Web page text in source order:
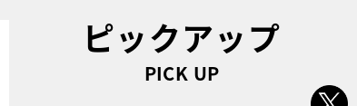
ピックアップ
PICK UP